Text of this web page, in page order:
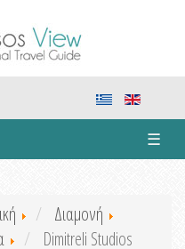
☰
Διαμονή
Dimitreli Studios